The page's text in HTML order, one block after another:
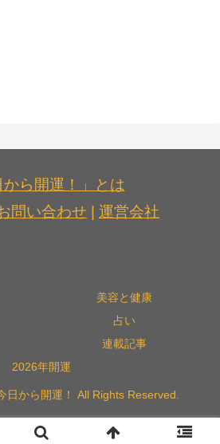
から開運！」とは
問い合わせ | 運営会社
美容と健康
占い
連載記事
2026年開運
から開運！ All Rights Reserved.